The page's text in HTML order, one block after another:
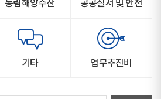
농림해양수산 공공질서 및 안전
기타 업무추진비